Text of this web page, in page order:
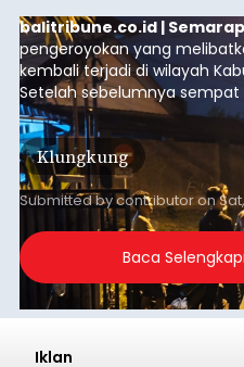
balitribune.co.id |
pengeroyokan yang
kembali terjadi di wilayah
Setelah sebelumnya sempat
keributan di barat Pasar
kini menimpa seorang
Sumba Barat Daya (SBD),
(NTT).
Klungkung
Submitted bycontributoron
Baca
Iklan